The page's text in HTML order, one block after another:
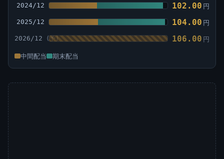
2024/12 102.00 円
2025/12 104.00 円
2026/12 106.00 円
中間配当 期末配当